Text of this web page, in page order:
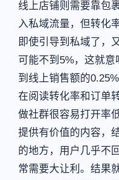
线上店铺则需要靠包
入私域流量，但转化
即使引导到私域了，
可能不到5%，这就
到线上销售额的0.25%
在阅读转化率和订单
做社群很容易打开率
提供有价值的内容，
的地方，用户几乎不
常需要大让利。结果